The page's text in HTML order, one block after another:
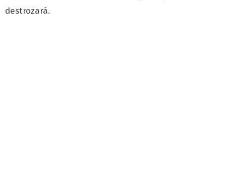
destrozará.